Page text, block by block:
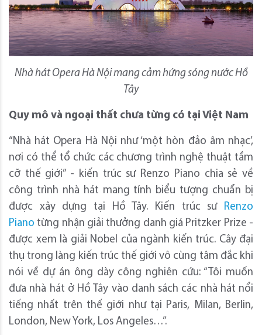
Nhà hát Opera Hà Nội mang cảm hứng sóng nước Hồ
Tây
Quy mô và ngoại thất chưa từng có tại Việt Nam
“Nhà hát Opera Hà Nội như ‘một hòn đảo âm nhạc’,
nơi có thể tổ chức các chương trình nghệ thuật tầm
cỡ thế giới” - kiến trúc sư Renzo Piano chia sẻ về
công trình nhà hát mang tính biểu tượng chuẩn bị
được xây dựng tại Hồ Tây. Kiến trúc sư
Renzo
Piano từng nhận giải thưởng danh giá Pritzker Prize -
được xem là giải Nobel của ngành kiến trúc. Cây đại
thụ trong làng kiến trúc thế giới vô cùng tâm đắc khi
nói về dự án ông dày công nghiên cứu: “Tôi muốn
đưa nhà hát ở Hồ Tây vào danh sách các nhà hát nổi
tiếng nhất trên thế giới như tại Paris, Milan, Berlin,
London, New York, Los Angeles…”.